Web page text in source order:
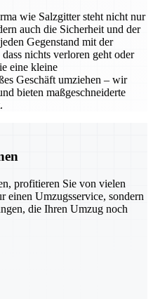
wie Salzgitter steht nicht nur
auch die Sicherheit und der
Gegenstand mit der
nichts verloren geht oder
eine kleine
Geschäft umziehen – wir
bieten maßgeschneiderte
profitieren Sie von vielen
einen Umzugsservice, sondern
die Ihren Umzug noch